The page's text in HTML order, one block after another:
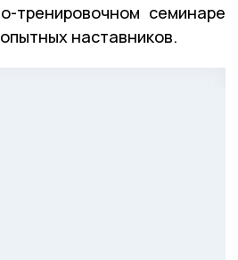
тренировочном семинаре
наставников.